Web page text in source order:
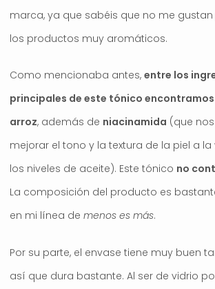
marca, ya que sabéis que no me
los productos muy aromáticos.
Como mencionaba antes, entre los
principales de este tónico
arroz, además de niacinamida (que
mejorar el tono y la textura de la piel a la
los niveles de aceite). Este tónico no
La composición del producto es
en mi línea de menos es más.
Por su parte, el envase tiene muy buen
así que dura bastante. Al ser de vidrio